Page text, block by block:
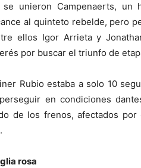
unieron Campenaerts, un
al quinteto rebelde, pero
ellos Igor Arrieta y
por buscar el triunfo de
Rubio estaba a solo 10
en condiciones
de los frenos, afectados por
rosa